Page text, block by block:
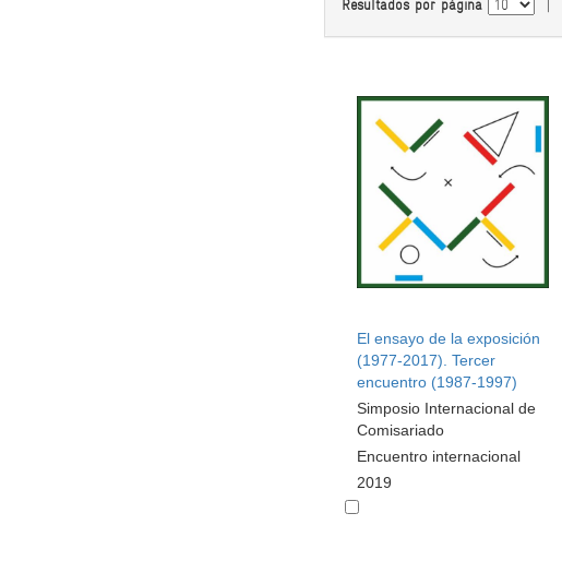
Resultados por página |
El ensayo de la exposición
(1977-2017). Tercer
encuentro (1987-1997)
Simposio Internacional de
Comisariado
Encuentro internacional
2019